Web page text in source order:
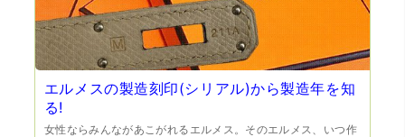
エルメスの製造刻印(シリアル)から製造年を知
る!
女性ならみんながあこがれるエルメス。そのエルメス、いつ作